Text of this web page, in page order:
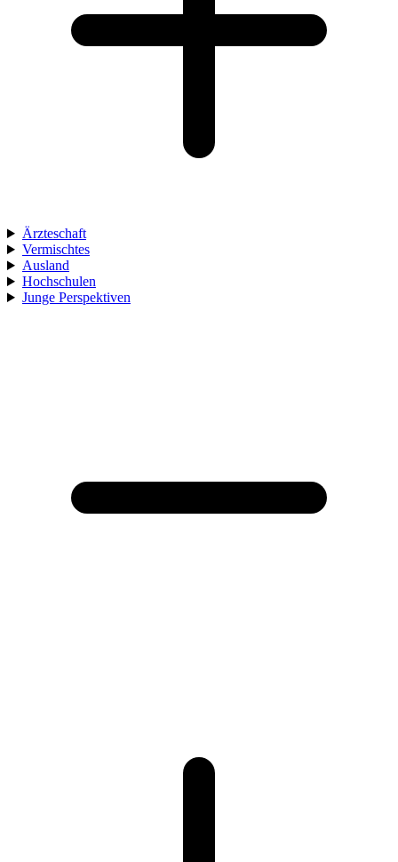
Ärzteschaft
Vermischtes
Ausland
Hochschulen
Junge Perspektiven